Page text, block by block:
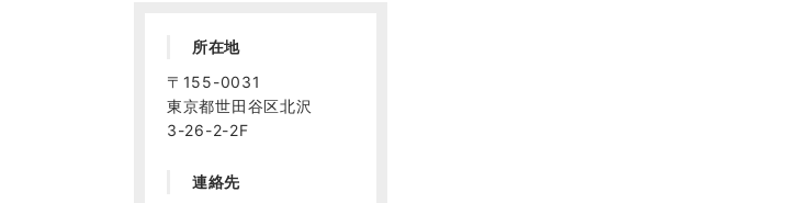
所在地
〒155-0031
東京都世田谷区北沢
3-26-2-2F
連絡先